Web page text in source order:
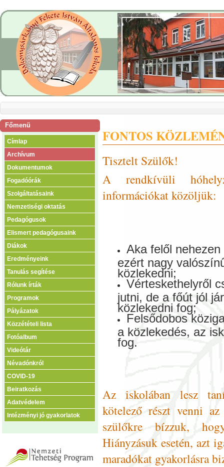
Főmenü
Címlap
Archívum
Dokumentumok
Fogadóórák
Szolgáltatásaink
Nemzetiségi oktatás
Pedagógusok
Elismert pedagógusaink
Diákok
Eredményeink
Tanulás segítése
Rólunk írták
Programok
Pályázatok
Közzétételi lista
Fotóalbum
Videótár
Névadónkról
COVID-19
Beiratkozás
Adatvédelem
Intézményi jó gyakorlatok
FONTOS
Tisztelt Szülők!
A rendkívüli
információkat közöljük:
Aka felől
ezért nagy
közlekedni;
Vérteskethelyről
jutni, de a főút jól
közlekedni fog;
Felsődobos
a közlekedés, az
fog.
Az iskolában lesz
kötelező részt venni
szülőkre bízzuk,
Hiányzásuk esetén, azt
maradókat gyakorlásra